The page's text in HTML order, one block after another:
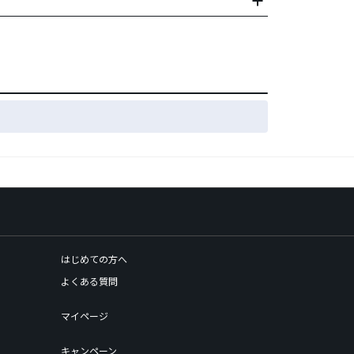
はじめての方へ
よくある質問
マイページ
キャンペーン